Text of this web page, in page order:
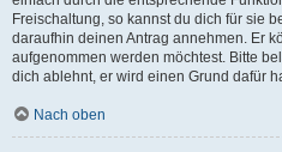
Freischaltung, so kannst du dich für sie
daraufhin deinen Antrag annehmen. Er
aufgenommen werden möchtest. Bitte
dich ablehnt, er wird einen Grund dafür
Nach oben